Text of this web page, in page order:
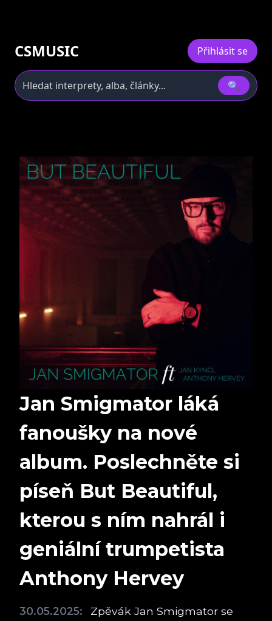
CSMUSIC Přihlásit se
🔍
Jan Smigmator láká
fanoušky na nové
album. Poslechněte si
píseň But Beautiful,
kterou s ním nahrál i
geniální trumpetista
Anthony Hervey
30.05.2025:
Zpěvák Jan Smigmator se